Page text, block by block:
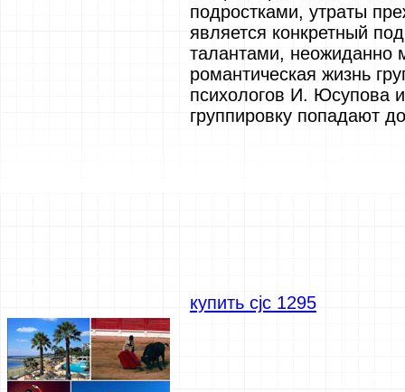
подростками, утраты
является конкретный
талантами, неожиданно
романтическая жизнь
психологов И. Юсупова
группировку попадают
купить cjc 1295